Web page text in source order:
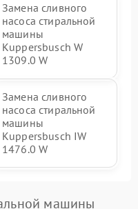
Замена сливного
насоса стиральной
машины
Kuppersbusch W
1309.0 W
Замена сливного
насоса стиральной
машины
Kuppersbusch IW
1476.0 W
машины